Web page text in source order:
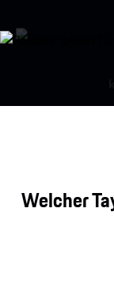
Welcher